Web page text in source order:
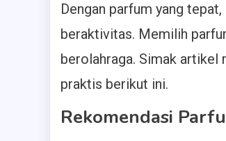
Dengan parfum yang
beraktivitas. Memilih
berolahraga. Simak artikel
praktis berikut ini.
Rekomendasi